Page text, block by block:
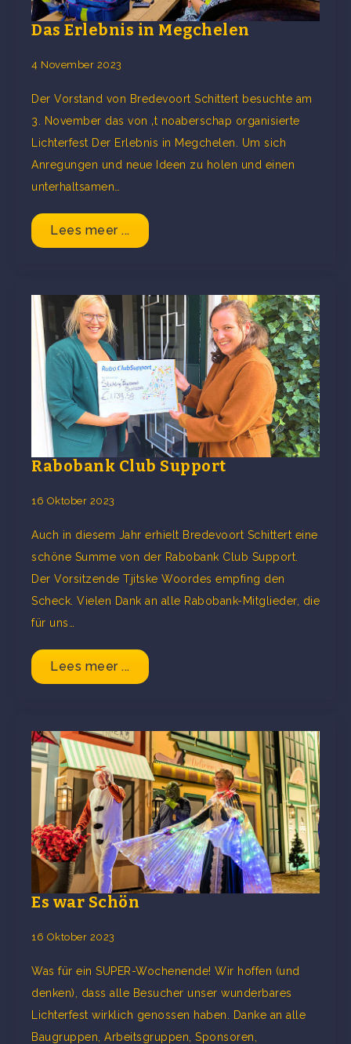
Das Erlebnis in Megchelen
4 November 2023
Der Vorstand von Bredevoort Schittert besuchte am
3. November das von ‚t noaberschap organisierte
Lichterfest Der Erlebnis in Megchelen. Um sich
Anregungen und neue Ideen zu holen und einen
unterhaltsamen…
Lees meer ...
Rabobank Club Support
16 Oktober 2023
Auch in diesem Jahr erhielt Bredevoort Schittert eine
schöne Summe von der Rabobank Club Support.
Der Vorsitzende Tjitske Woordes empfing den
Scheck. Vielen Dank an alle Rabobank-Mitglieder, die
für uns…
Lees meer ...
Es war Schön
16 Oktober 2023
Was für ein SUPER-Wochenende! Wir hoffen (und
denken), dass alle Besucher unser wunderbares
Lichterfest wirklich genossen haben. Danke an alle
Baugruppen, Arbeitsgruppen, Sponsoren,